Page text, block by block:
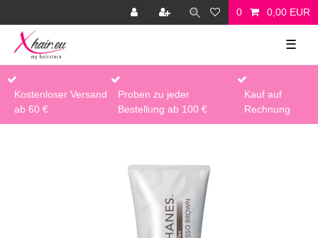
0 0,00 EUR
☰
Kostenloser Versand
ab 60 €
Proben zu jeder
Bestellung ab 100 €
Kauf auf
Rechnung